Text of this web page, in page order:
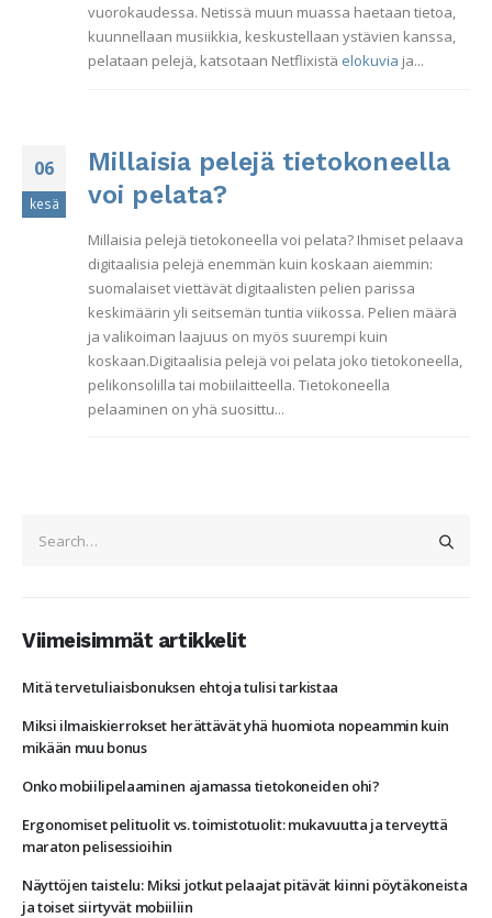
vuorokaudessa. Netissä muun muassa haetaan tietoa,
kuunnellaan musiikkia, keskustellaan ystävien kanssa,
pelataan pelejä, katsotaan Netflixistä elokuvia ja...
06
kesä
Millaisia pelejä tietokoneella
voi pelata?
Millaisia pelejä tietokoneella voi pelata? Ihmiset pelaava
digitaalisia pelejä enemmän kuin koskaan aiemmin:
suomalaiset viettävät digitaalisten pelien parissa
keskimäärin yli seitsemän tuntia viikossa. Pelien määrä
ja valikoiman laajuus on myös suurempi kuin
koskaan.Digitaalisia pelejä voi pelata joko tietokoneella,
pelikonsolilla tai mobiilaitteella. Tietokoneella
pelaaminen on yhä suosittu...
Viimeisimmät artikkelit
Mitä tervetuliaisbonuksen ehtoja tulisi tarkistaa
Miksi ilmaiskierrokset herättävät yhä huomiota nopeammin kuin
mikään muu bonus
Onko mobiilipelaaminen ajamassa tietokoneiden ohi?
Ergonomiset pelituolit vs. toimistotuolit: mukavuutta ja terveyttä
maraton pelisessioihin
Näyttöjen taistelu: Miksi jotkut pelaajat pitävät kiinni pöytäkoneista
ja toiset siirtyvät mobiiliin